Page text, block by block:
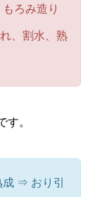
ろみ造り
、割水、熟
す。
⇒ おり引